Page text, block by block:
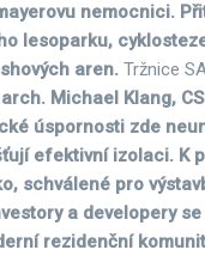
nemocnici.
lesoparku,
aren. Tržnice
Michael Klang,
úspornosti zde
efektivní izolaci. K
schválené pro
a developery
rezidenční